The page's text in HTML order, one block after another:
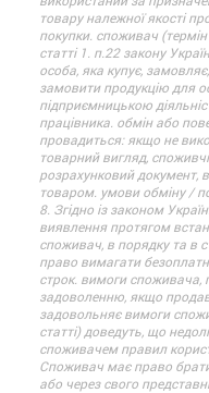
товару належної якості
покупки. споживач
статті 1. п.22 закону
особа, яка купує,
замовити продукцію для
підприємницькою
працівника. обмін або
провадиться: якщо не
товарний вигляд,
розрахунковий документ,
товаром. умови обміну /
8. Згідно із законом
виявлення протягом
споживач, в порядку та в
право вимагати
строк. вимоги споживача,
задоволенню, якщо
задовольняє вимоги
статті) доведуть, що
споживачем правил
Споживач має право брати
або через свого